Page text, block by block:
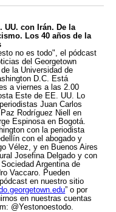
UU. con Irán. De la
Los 40 años de la
no es todo", el pódcast
del Georgetown
la Universidad de
D.C. Está
a viernes a las 2.00
Este de EE. UU. Lo
Juan Carlos
Rodríguez Niell en
Espinosa en Bogotá.
con la periodista
con el abogado y
Vélez, y en Buenos Aires
Josefina Delgado y con
Argentina de
Vaccaro. Pueden
en nuestro sitio
” o por
en nuestras cuentas
@Yestonoestodo.